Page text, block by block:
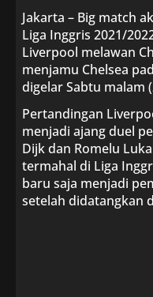
Jakarta – Big match
Liga Inggris 2021/
Liverpool melawan
menjamu Chelsea
digelar Sabtu malam
Pertandingan
menjadi ajang duel
Dijk dan Romelu
termahal di Liga
baru saja menjadi
setelah didatangkan